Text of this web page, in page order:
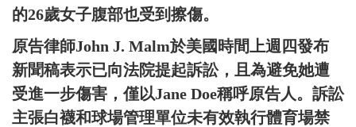
的26歲女子腹部也受到擦傷。
原告律師John J. Malm於美國時間上週四發布
新聞稿表示已向法院提起訴訟，且為避免她遭
受進一步傷害，僅以Jane Doe稱呼原告人。訴訟
主張白襪和球場管理單位未有效執行體育場禁